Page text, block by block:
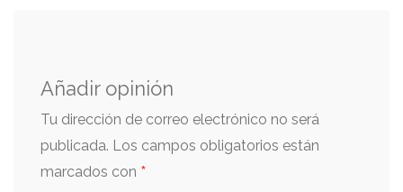
Añadir opinión
Tu dirección de correo electrónico no será
publicada. Los campos obligatorios están
marcados con *